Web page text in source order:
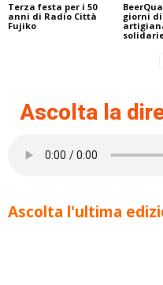
Terza festa per i 50
anni di Radio Città
Fujiko
giorni
Ascolta la
Ascolta l'ultima